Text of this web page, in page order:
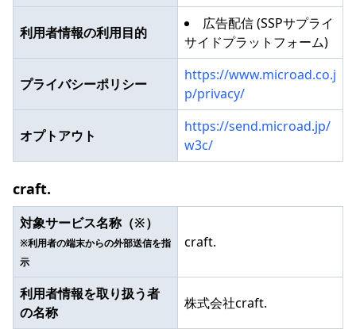
利用者情報の利用目的
広告配信 (SSPサプライ
サイドプラットフォーム)
プライバシーポリシー
https://www.microad.co.j
p/privacy/
オプトアウト
https://send.microad.jp/
w3c/
craft.
対象サービス名称（※）
※利用者の端末からの外部送信を指
示
craft.
利用者情報を取り扱う者
の名称
株式会社craft.